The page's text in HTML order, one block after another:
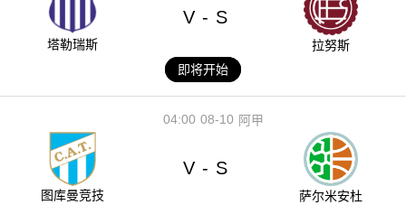
塔勒瑞斯
V - S
拉努斯
即将开始
08-10
04:00 阿甲
图库曼竞技
V - S
萨尔米安杜